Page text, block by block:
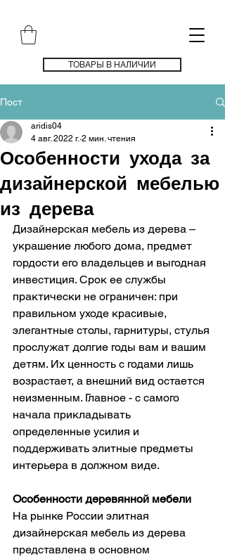
ТОВАРЫ В НАЛИЧИИ
Пост
Особенности ухода за
дизайнерской мебелью
из дерева
aridis04
4 авг. 2022 г. 2 мин. чтения
Дизайнерская мебель из дерева –
украшение любого дома, предмет
гордости его владельцев и выгодная
инвестиция. Срок ее службы
практически не ограничен: при
правильном уходе красивые,
элегантные столы, гарнитуры, стулья
прослужат долгие годы вам и вашим
детям. Их ценность с годами лишь
возрастает, а внешний вид остается
неизменным. Главное - с самого
начала прикладывать
определенные усилия и
поддерживать элитные предметы
интерьера в должном виде.
Особенности деревянной мебели
На рынке России элитная
дизайнерская мебель из дерева
представлена в основном